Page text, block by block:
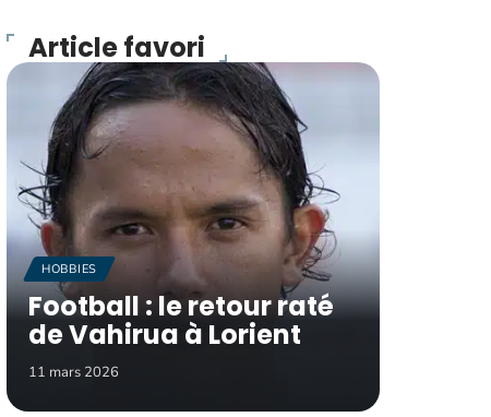
Article favori
HOBBIES
Football : le retour raté
de Vahirua à Lorient
11 mars 2026